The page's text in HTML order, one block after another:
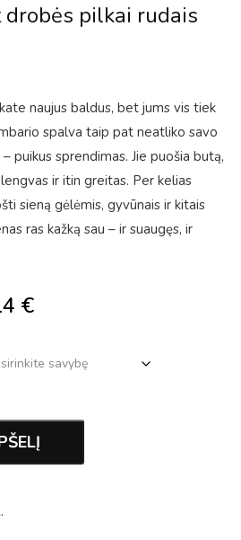
pilkai rudais
naujus baldus, bet jums vis tiek
spalva taip pat neatliko savo
puikus sprendimas. Jie puošia butą,
ir itin greitas. Per kelias
sieną gėlėmis, gyvūnais ir kitais
ras kažką sau – ir suaugęs, ir
€
.